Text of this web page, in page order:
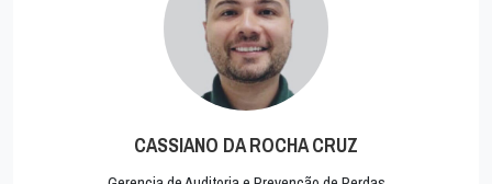
CASSIANO DA ROCHA CRUZ